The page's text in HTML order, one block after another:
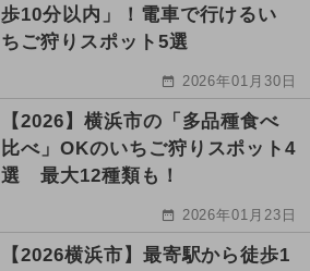
歩10分以内」！電車で行けるい
ちご狩りスポット5選
2026年01月30日
【2026】横浜市の「多品種食べ
比べ」OKのいちご狩りスポット4
選 最大12種類も！
2026年01月23日
【2026横浜市】最寄駅から徒歩1